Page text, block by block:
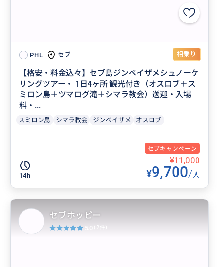
PHL セブ 相乗り
【格安・料金込々】セブ島ジンベイザメシュノーケ
リングツアー・ 1日4ヶ所 観光付き（オスロブ＋ス
ミロン島＋ツマログ滝＋シマラ教会）送迎・入場
料・...
スミロン島 シマラ教会 ジンベイザメ オスロブ
セブキャンペーン
14h
¥11,000
¥9,700/人
セブホッピー
5.0 (2件)